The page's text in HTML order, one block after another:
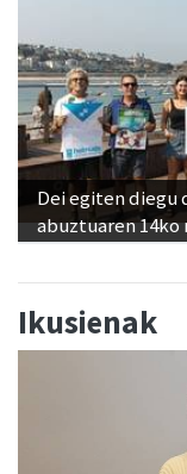
Dei egiten diegu
abuztuaren
Ikusienak